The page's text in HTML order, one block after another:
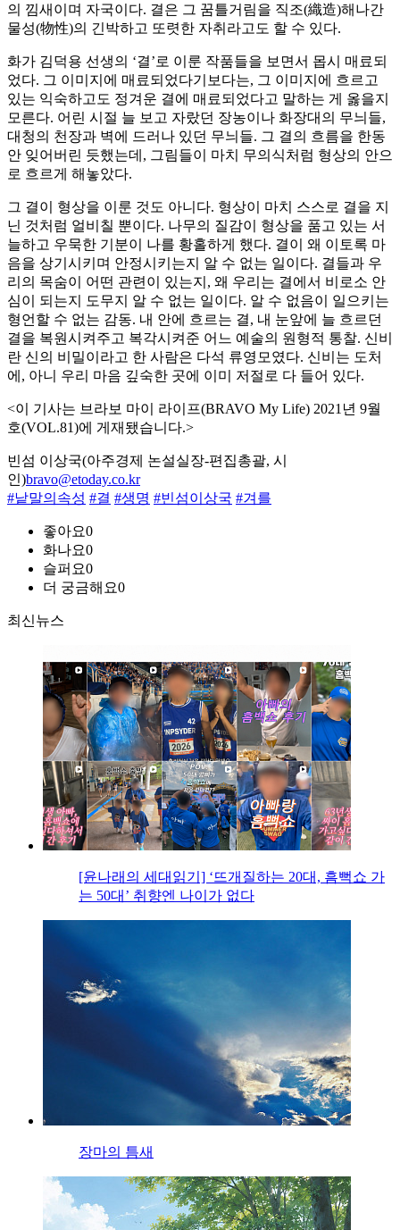
의 낌새이며 자국이다. 결은 그 꿈틀거림을 직조(織造)해나간
물성(物性)의 긴박하고 또렷한 자취라고도 할 수 있다.
화가 김덕용 선생의 ‘결’로 이룬 작품들을 보면서 몹시 매료되
었다. 그 이미지에 매료되었다기보다는, 그 이미지에 흐르고
있는 익숙하고도 정겨운 결에 매료되었다고 말하는 게 옳을지
모른다. 어린 시절 늘 보고 자랐던 장농이나 화장대의 무늬들,
대청의 천장과 벽에 드러나 있던 무늬들. 그 결의 흐름을 한동
안 잊어버린 듯했는데, 그림들이 마치 무의식처럼 형상의 안으
로 흐르게 해놓았다.
그 결이 형상을 이룬 것도 아니다. 형상이 마치 스스로 결을 지
닌 것처럼 얼비칠 뿐이다. 나무의 질감이 형상을 품고 있는 서
늘하고 우묵한 기분이 나를 황홀하게 했다. 결이 왜 이토록 마
음을 상기시키며 안정시키는지 알 수 없는 일이다. 결들과 우
리의 목숨이 어떤 관련이 있는지, 왜 우리는 결에서 비로소 안
심이 되는지 도무지 알 수 없는 일이다. 알 수 없음이 일으키는
형언할 수 없는 감동. 내 안에 흐르는 결, 내 눈앞에 늘 흐르던
결을 복원시켜주고 복각시켜준 어느 예술의 원형적 통찰. 신비
란 신의 비밀이라고 한 사람은 다석 류영모였다. 신비는 도처
에, 아니 우리 마음 깊숙한 곳에 이미 저절로 다 들어 있다.
<이 기사는 브라보 마이 라이프(BRAVO My Life) 2021년 9월
호(VOL.81)에 게재됐습니다.>
빈섬 이상국(아주경제 논설실장-편집총괄, 시
인)bravo@etoday.co.kr
#낱말의속성 #결 #생명 #빈섬이상국 #겨를
좋아요0
화나요0
슬퍼요0
더 궁금해요0
최신뉴스
[윤나래의 세대읽기] ‘뜨개질하는 20대, 흠뻑쇼 가
는 50대’ 취향엔 나이가 없다
장마의 틈새